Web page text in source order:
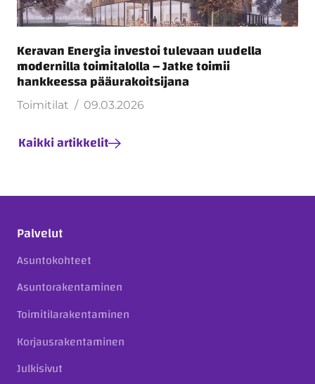
Keravan Energia investoi tulevaan uudella
modernilla toimitalolla – Jatke toimii
hankkeessa pääurakoitsijana
Toimitilat 09.03.2026
Kaikki artikkelit
Palvelut
Asuntokohteet
Asuntorakentaminen
Toimitilarakentaminen
Korjausrakentaminen
Julkisivut